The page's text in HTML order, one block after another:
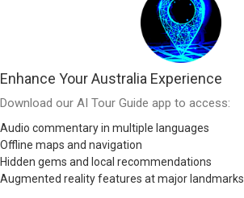
Enhance Your Australia Experience
Download our AI Tour Guide app to access:
Audio commentary in multiple languages
Offline maps and navigation
Hidden gems and local recommendations
Augmented reality features at major landmarks